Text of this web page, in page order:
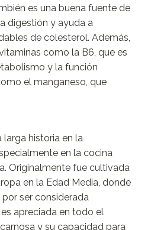
es una buena fuente de
digestión y ayuda a
de colesterol. Además,
como la B6, que es
y la función
el manganeso, que
larga historia en la
en la cocina
Originalmente fue cultivada
en la Edad Media, donde
ser considerada
apreciada en todo el
y su capacidad para